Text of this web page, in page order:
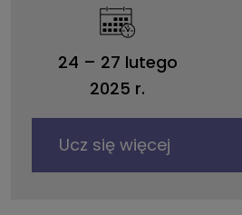
24 – 27 lutego
2025 r.
Ucz się więcej